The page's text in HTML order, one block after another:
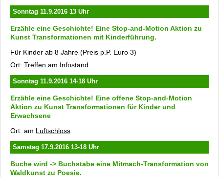
Sonntag 11.9.2016 13 Uhr
Erzähle eine Geschichte! Eine Stop-and-Motion Aktion zu
Kunst Transformationen mit Kinderführung.
Für Kinder ab 8 Jahre (Preis p.P. Euro 3)
Ort: Treffen am Infostand
Sonntag 11.9.2016 14-18 Uhr
Erzähle eine Geschichte! Eine offene Stop-and-Motion
Aktion zu Kunst Transformationen für Kinder und
Erwachsene
Ort: am Luftschloss
Samstag 17.9.2016 13-18 Uhr
Buche wird -> Buchstabe eine Mitmach-Transformation von
Waldkunst zu Poesie.